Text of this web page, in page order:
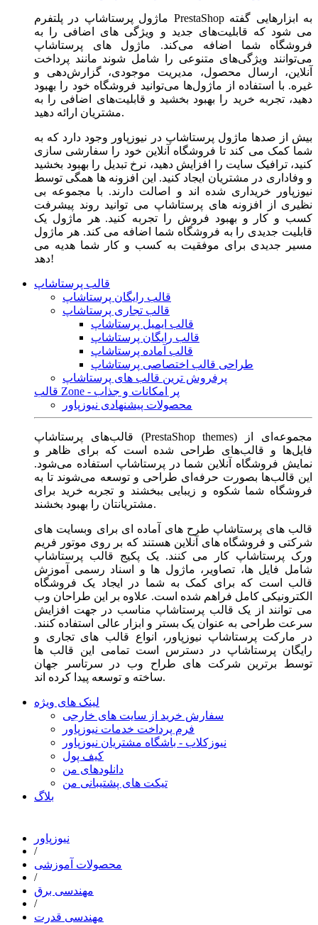
ماژول‌ پرستاشاپ در پلتفرم PrestaShop به ابزارهایی گفته
می شود که قابلیت‌های جدید و ویژگی های اضافی را به
فروشگاه شما اضافه می‌کند. ماژول های پرستاشاپ
می‌توانند ویژگی‌های متنوعی را شامل شوند مانند پرداخت
آنلاین، ارسال محصول، مدیریت موجودی، گزارش‌دهی و
غیره. با استفاده از ماژول‌ها می‌توانید فروشگاه خود را بهبود
دهید، تجربه خرید را بهبود بخشید و قابلیت‌های اضافی را به
مشتریان ارائه دهید.
بیش از صدها ماژول پرستاشاپ در نیوزپاور وجود دارد که به
شما کمک می کند تا فروشگاه آنلاین خود را سفارشی سازی
کنید، ترافیک سایت را افزایش دهید، نرخ تبدیل را بهبود بخشید
و وفاداری در مشتریان ایجاد کنید. این افزونه ها همگی توسط
نیوزپاور خریداری شده اند و اصالت دارند. با مجموعه بی
نظیری از افزونه های پرستاشاپ می توانید روند پیشرفت
کسب و کار و بهبود فروش را تجربه کنید. هر ماژول یک
قابلیت جدیدی را به فروشگاه شما اضافه می کند. هر ماژول
مسیر جدیدی برای موفقیت به کسب و کار شما هدیه می
دهد!
قالب پرستاشاپ
قالب رایگان پرستاشاپ
قالب تجاری پرستاشاپ
قالب ایمیل پرستاشاپ
قالب رایگان پرستاشاپ
قالب آماده پرستاشاپ
طراحی قالب اختصاصی پرستاشاپ
پرفروش ترین قالب های پرستاشاپ
قالب Zone - پر امکانات و جذاب
محصولات پیشنهادی نیوزپاور
قالب‌های پرستاشاپ (PrestaShop themes) مجموعه‌ای از
فایل‌ها و قالب‌های طراحی شده است که برای ظاهر و
نمایش فروشگاه آنلاین شما در پرستاشاپ استفاده می‌شود.
این قالب‌ها بصورت حرفه‌ای طراحی و توسعه می‌شوند تا به
فروشگاه شما شکوه و زیبایی ببخشند و تجربه خرید برای
مشتریانتان را بهبود بخشند.
قالب های پرستاشاپ طرح های آماده ای برای وبسایت های
شرکتی و فروشگاه های آنلاین هستند که بر روی موتور فریم
ورک پرستاشاپ کار می کنند. یک پکیج قالب پرستاشاپ
شامل فایل ها، تصاویر، ماژول ها و اسناد رسمی آموزش
قالب است که برای کمک به شما در ایجاد یک فروشگاه
الکترونیکی کامل فراهم شده است. علاوه بر این طراحان وب
می توانند از یک قالب پرستاشاپ مناسب در جهت افزایش
سرعت طراحی به عنوان یک بستر و ابزار عالی استفاده کنند.
در مارکت پرستاشاپ نیوزپاور، انواع قالب های تجاری و
رایگان پرستاشاپ در دسترس است تمامی این قالب ها
توسط برترین شرکت های طراح وب در سرتاسر جهان
ساخته و توسعه پیدا کرده اند.
لینک های ویژه
سفارش خرید از سایت های خارجی
فرم پرداخت خدمات نیوزپاور
نیوزکلاب - باشگاه مشتریان نیوزپاور
کیف پول
دانلودهای من
تیکت های پشتیبانی من
بلاگ
نیوزپاور
/
محصولات آموزشی
/
مهندسی برق
/
مهندسی قدرت